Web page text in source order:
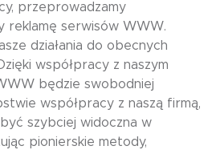
przeprowadzamy
reklamę serwisów WWW.
działania do obecnych
współpracy z naszym
będzie swobodniej
współpracy z naszą firmą,
szybciej widoczna w
pionierskie metody,